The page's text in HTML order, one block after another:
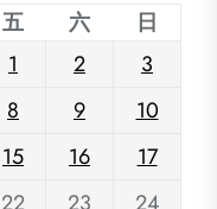
五 六
日
1
2
3
8 9
10
15 16
17